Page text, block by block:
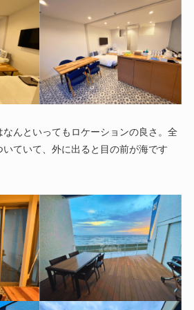
んといってもロケーションの良さ。全
ていて、外に出ると目の前が海です